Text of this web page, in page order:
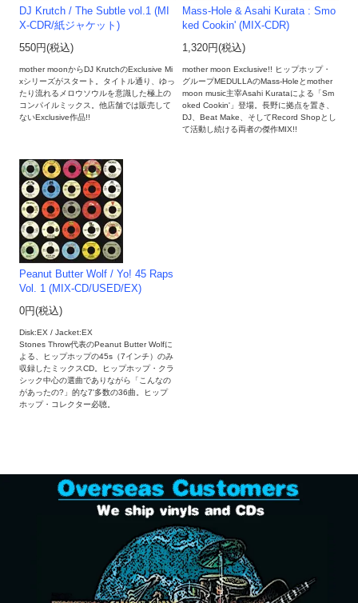
DJ Krutch / The Subtle vol.1 (MI
X-CDR/紙ジャケット)
550円(税込)
mother moonからDJ KrutchのExclusive Mi
xシリーズがスタート。タイトル通り、ゆっ
たり流れるメロウソウルを意識した極上の
コンパイルミックス。他店舗では販売して
ないExclusive作品!!
Mass-Hole & Asahi Kurata : Smo
ked Cookin' (MIX-CDR)
1,320円(税込)
mother moon Exclusive!! ヒップホップ・
グループMEDULLAのMass-Holeとmother
moon music主宰Asahi Kurataによる「Sm
oked Cookin'」登場。長野に拠点を置き、
DJ、Beat Make、そしてRecord Shopとし
て活動し続ける両者の傑作MIX!!
Peanut Butter Wolf / Yo! 45 Raps
Vol. 1 (MIX-CD/USED/EX)
0円(税込)
Disk:EX / Jacket:EX
Stones Throw代表のPeanut Butter Wolfに
よる、ヒップホップの45s（7インチ）のみ
収録したミックスCD。ヒップホップ・クラ
シック中心の選曲でありながら「こんなの
があったの?」的な7'多数の36曲。ヒップ
ホップ・コレクター必聴。